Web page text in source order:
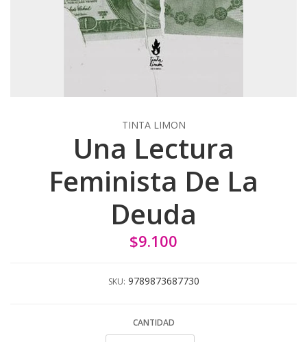
TINTA LIMON
Una Lectura
Feminista De La
Deuda
$9.100
SKU: 9789873687730
CANTIDAD